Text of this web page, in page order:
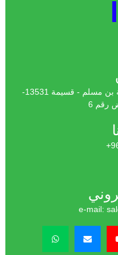
الكويت , حولي , قطعة 11 - شارع قتيبة بن مسلم - قسيمة 13531-
6
e-mail: